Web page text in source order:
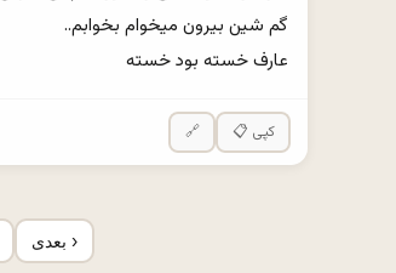
عارف خسته بود خسته
🔗 📋 کپی
بعدی ›